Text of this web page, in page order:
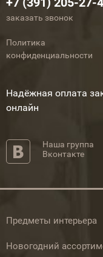
заказать звонок
Политика
конфиденциальности
Надёжная оплата
онлайн
Наша группа
Вконтакте
Предметы интерьера
Новогодний